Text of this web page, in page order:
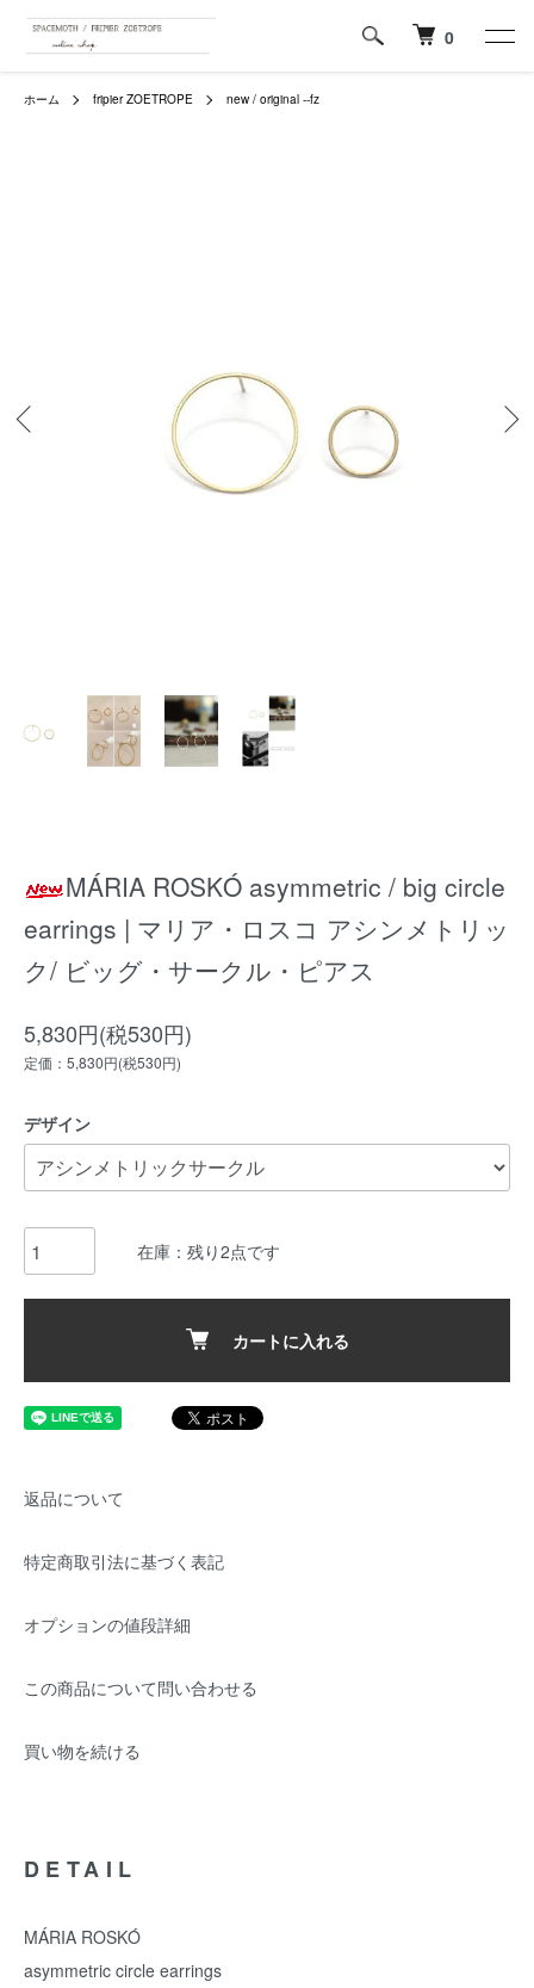
0
ホーム fripier ZOETROPE new / original --fz
MÁRIA ROSKÓ asymmetric / big circle
earrings | マリア・ロスコ アシンメトリッ
ク/ ビッグ・サークル・ピアス
5,830円(税530円)
定価：5,830円(税530円)
デザイン
在庫：残り2点です
カートに入れる
返品について
特定商取引法に基づく表記
オプションの値段詳細
この商品について問い合わせる
買い物を続ける
DETAIL
MÁRIA ROSKÓ
asymmetric circle earrings